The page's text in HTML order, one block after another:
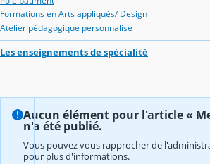
Formations en Arts appliqués/ Design
Atelier pédagogique personnalisé
Les enseignements de spécialité
Aucun élément pour l'article «
n'a été publié.
Vous pouvez vous rapprocher de
pour plus d'informations.